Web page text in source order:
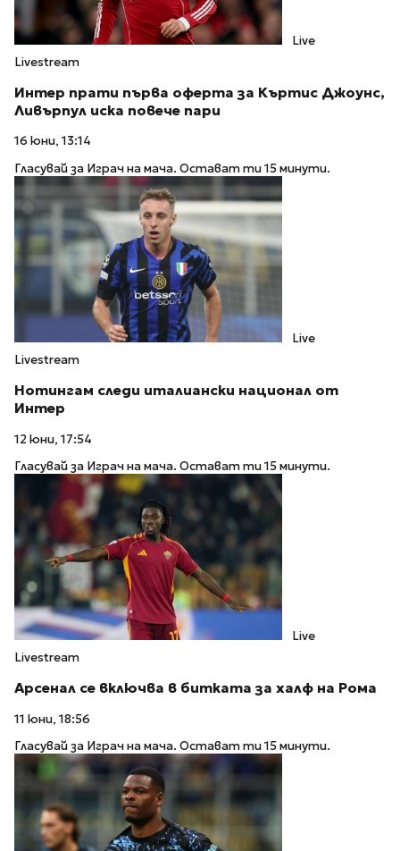
Live
Livestream
Интер прати първа оферта за Къртис Джоунс,
Ливърпул иска повече пари
16 юни, 13:14
Гласувай за Играч на мача. Остават ти 15 минути.
Live
Livestream
Нотингам следи италиански национал от
Интер
12 юни, 17:54
Гласувай за Играч на мача. Остават ти 15 минути.
Live
Livestream
Арсенал се включва в битката за халф на Рома
11 юни, 18:56
Гласувай за Играч на мача. Остават ти 15 минути.